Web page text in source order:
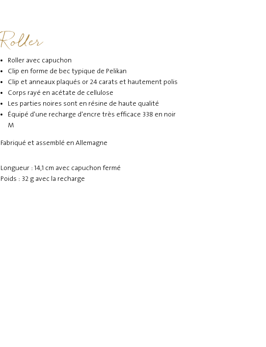
Roller
Roller avec capuchon
Clip en forme de bec typique de Pelikan
Clip et anneaux plaqués or 24 carats et hautement polis
Corps rayé en acétate de cellulose
Les parties noires sont en résine de haute qualité
Équipé d'une recharge d'encre très efficace 338 en noir
M
Fabriqué et assemblé en Allemagne
Longueur : 14,1 cm avec capuchon fermé
Poids : 32 g avec la recharge